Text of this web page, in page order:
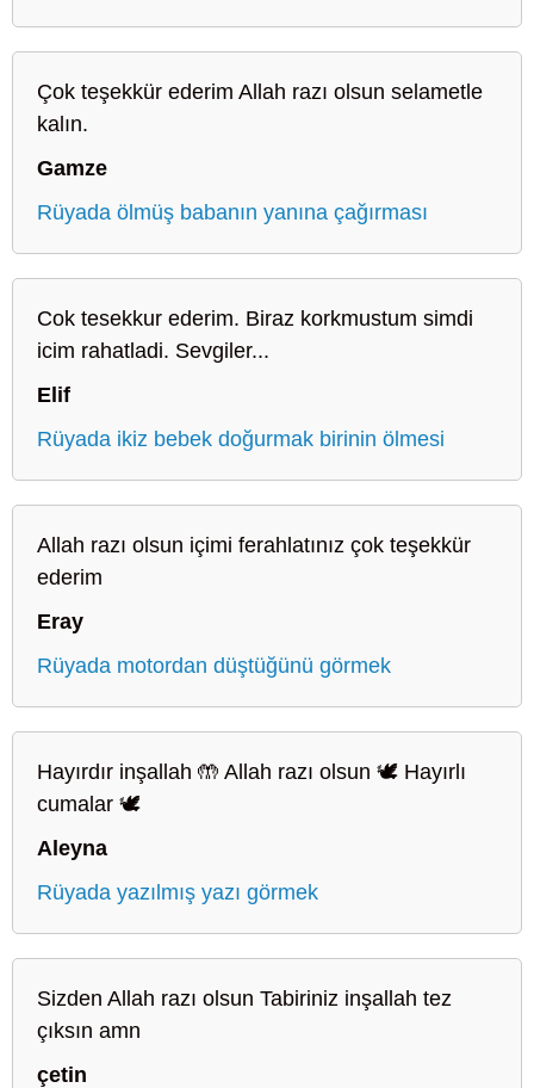
Çok teşekkür ederim Allah razı olsun selametle
kalın.
Gamze
Rüyada ölmüş babanın yanına çağırması
Cok tesekkur ederim. Biraz korkmustum simdi
icim rahatladi. Sevgiler...
Elif
Rüyada ikiz bebek doğurmak birinin ölmesi
Allah razı olsun içimi ferahlatınız çok teşekkür
ederim
Eray
Rüyada motordan düştüğünü görmek
Hayırdır inşallah 🤲 Allah razı olsun 🕊️ Hayırlı
cumalar 🕊️
Aleyna
Rüyada yazılmış yazı görmek
Sizden Allah razı olsun Tabiriniz inşallah tez
çıksın amn
çetin